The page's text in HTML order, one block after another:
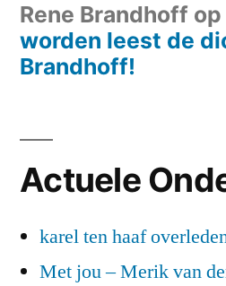
Rene Brandhoff op
worden leest de
Brandhoff!
Actuele
karel ten haaf
Met jou – Merik van